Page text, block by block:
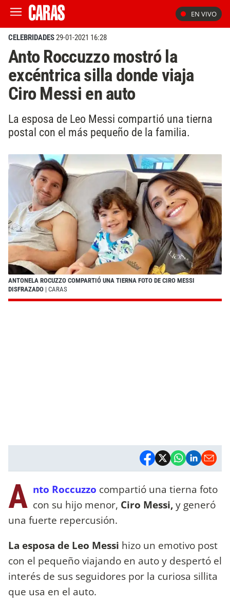
EN VIVO
CELEBRIDADES29-01-2021 16:28
Anto Roccuzzo mostró la
excéntrica silla donde viaja
Ciro Messi en auto
La esposa de Leo Messi compartió una tierna
postal con el más pequeño de la familia.
ANTONELA ROCUZZO COMPARTIÓ UNA TIERNA FOTO DE CIRO MESSI
DISFRAZADO | CARAS
A nto Roccuzzo compartió una tierna foto
con su hijo menor, Ciro Messi,y generó
una fuerte repercusión.
La esposa de Leo Messi hizo un emotivo post
con el pequeño viajando en auto y despertó el
interés de sus seguidores por la curiosa sillita
que usa en el auto.